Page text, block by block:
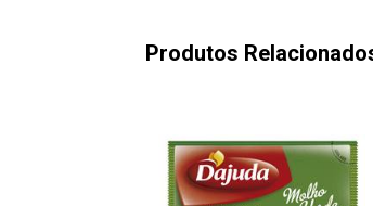
Produtos